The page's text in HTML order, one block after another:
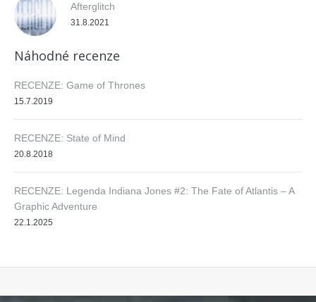
Afterglitch
31.8.2021
Náhodné recenze
RECENZE: Game of Thrones
15.7.2019
RECENZE: State of Mind
20.8.2018
RECENZE: Legenda Indiana Jones #2: The Fate of Atlantis – A
Graphic Adventure
22.1.2025